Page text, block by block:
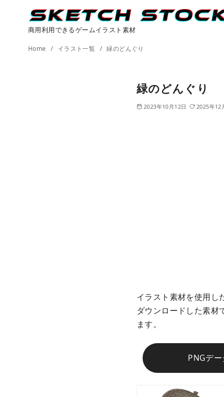
商用利用できるゲームイラスト素材
Home イラスト一覧 緑のどんぐり
緑のどんぐり
2023年10月12日 2025年12
イラスト素材を使用し
ダウンロードした素材
ます。
PNGデ